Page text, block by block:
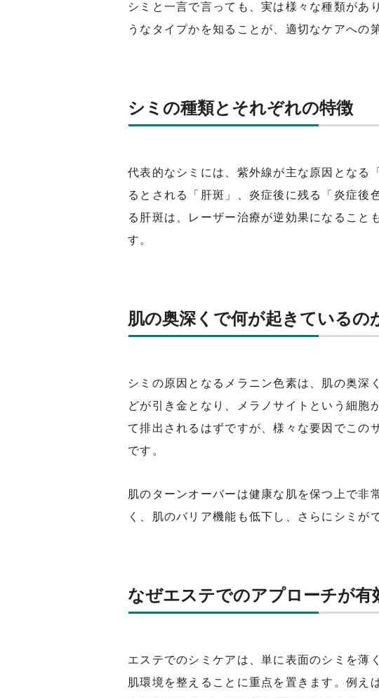
シミと一言で言っても、実は様々な種類があ
うなタイプかを知ることが、適切なケアへの
シミの種類とそれぞれの特徴
代表的なシミには、紫外線が主な原因となる
るとされる「肝斑」、炎症後に残る「炎症後
る肝斑は、レーザー治療が逆効果になること
す。
肌の奥深くで何が起きているの
シミの原因となるメラニン色素は、肌の奥深
どが引き金となり、メラノサイトという細胞
て排出されるはずですが、様々な要因でこの
です。
肌のターンオーバーは健康な肌を保つ上で非
く、肌のバリア機能も低下し、さらにシミが
なぜエステでのアプローチが有
エステでのシミケアは、単に表面のシミを薄
肌環境を整えることに重点を置きます。例え